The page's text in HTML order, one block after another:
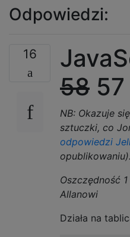
Odpowiedzi:
16
58
NB: Okazuje
sztuczki, co
odpowiedzi
opublikowaniu).
Oszczędność
Allanowi
Działa na